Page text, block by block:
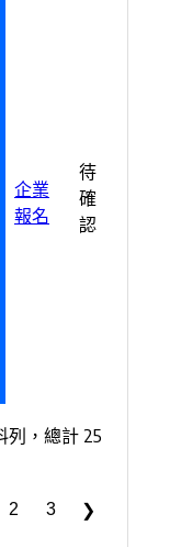
企業
報名
待
確
認
列，總計 25
2 3 ❯